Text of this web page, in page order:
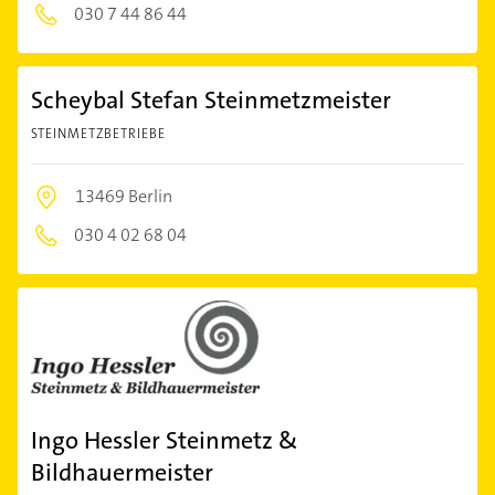
030 7 44 86 44
Scheybal Stefan Steinmetzmeister
STEINMETZBETRIEBE
13469 Berlin
030 4 02 68 04
Ingo Hessler Steinmetz &
Bildhauermeister